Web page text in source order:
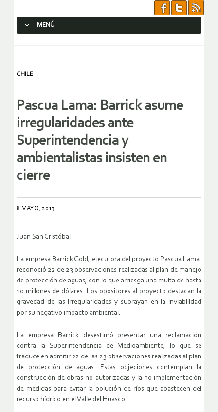
MENÚ
CHILE
Pascua Lama: Barrick asume
irregularidades ante
Superintendencia y
ambientalistas insisten en
cierre
8 MAYO, 2013
Juan San Cristóbal
La empresa Barrick Gold, ejecutora del proyecto Pascua Lama,
reconoció 22 de 23 observaciones realizadas al plan de manejo
de protección de aguas, con lo que arriesga una multa de hasta
10 millones de dólares. Los opositores al proyecto destacan la
gravedad de las irregularidades y subrayan en la inviabilidad
por su negativo impacto ambiental.
La empresa Barrick desestimó presentar una reclamación
contra la Superintendencia de Medioambiente, lo que se
traduce en admitir 22 de las 23 observaciones realizadas al plan
de protección de aguas. Estas objeciones contemplan la
construcción de obras no autorizadas y la no implementación
de medidas para evitar la polución de ríos que abastecen del
recurso hídrico en el Valle del Huasco.